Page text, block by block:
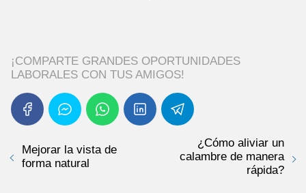
¡COMPARTE GRANDES OPORTUNIDADES
LABORALES CON TUS AMIGOS!
Mejorar la vista de
forma natural
¿Cómo aliviar un
calambre de manera
rápida?